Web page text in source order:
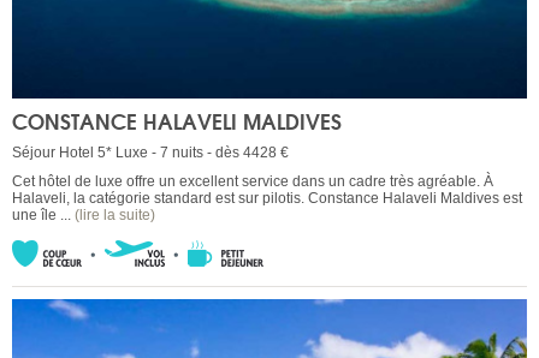
CONSTANCE HALAVELI MALDIVES
Séjour Hotel 5* Luxe - 7 nuits - dès 4428 €
Cet hôtel de luxe offre un excellent service dans un cadre très agréable. À
Halaveli, la catégorie standard est sur pilotis. Constance Halaveli Maldives est
une île ... (lire la suite)